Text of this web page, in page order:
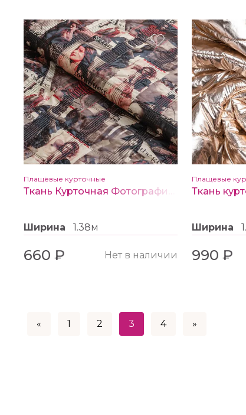
Плащёвые курточные
Ширина 1.38м
660 ₽ Нет в наличии
Плащёвые
Ширина
990 ₽
« 1 2 3 4 »